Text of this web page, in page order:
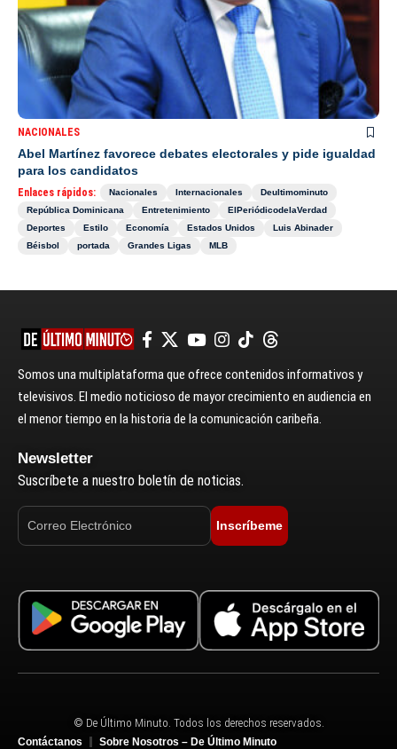
NACIONALES
Abel Martínez favorece debates electorales y pide igualdad
para los candidatos
Enlaces rápidos: Nacionales Internacionales
Deultimominuto
República Dominicana
Entretenimiento
ElPeriódicodelaVerdad
Deportes
Estilo Economía Estados Unidos
Luis Abinader
Béisbol
portada Grandes Ligas MLB
Somos una multiplataforma que ofrece contenidos informativos y
televisivos. El medio noticioso de mayor crecimiento en audiencia en
el menor tiempo en la historia de la comunicación caribeña.
Newsletter
Suscríbete a nuestro boletín de noticias.
Inscríbeme
© De Último Minuto. Todos los derechos reservados.
Contáctanos
Sobre Nosotros – De Último Minuto